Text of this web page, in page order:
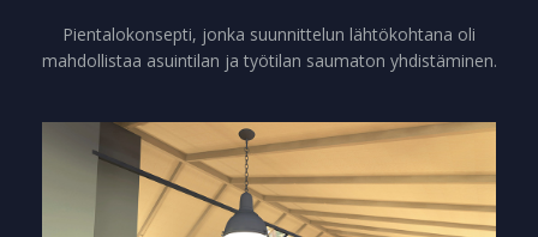
Pientalokonsepti, jonka suunnittelun lähtökohtana oli
mahdollistaa asuintilan ja työtilan saumaton yhdistäminen.